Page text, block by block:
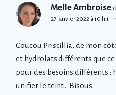
Melle Ambroise
27 janvier 2022 à 10 h 11
Coucou Priscillia, de mon
et hydrolats différents que
pour des besoins différents :
unifier le teint… Bisous